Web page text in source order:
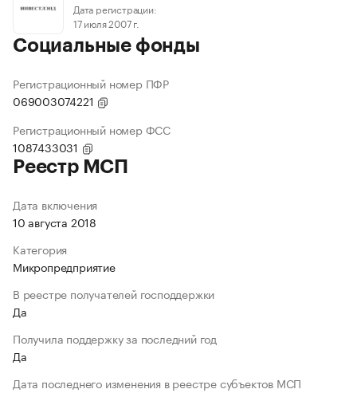
Дата регистрации:
17 июля 2007 г.
Социальные фонды
Регистрационный номер ПФР
069003074221
Регистрационный номер ФСС
1087433031
Реестр МСП
Дата включения
10 августа 2018
Категория
Микропредприятие
В реестре получателей господдержки
Да
Получила поддержку за последний год
Да
Дата последнего изменения в реестре субъектов МСП